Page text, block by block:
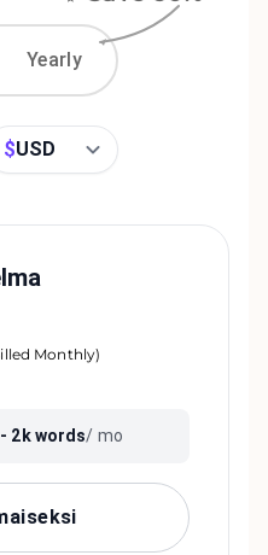
Yearly
$USD
Monthly)
2kwords/ mo